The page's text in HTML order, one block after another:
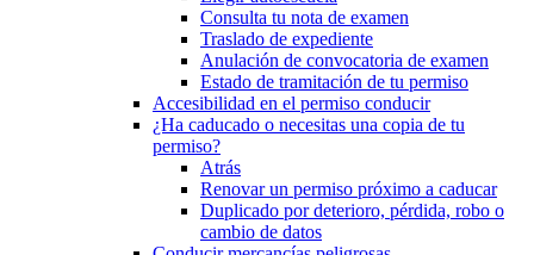
Consulta tu nota de examen
Traslado de expediente
Anulación de convocatoria de examen
Estado de tramitación de tu permiso
Accesibilidad en el permiso conducir
¿Ha caducado o necesitas una copia de tu
permiso?
Atrás
Renovar un permiso próximo a caducar
Duplicado por deterioro, pérdida, robo o
cambio de datos